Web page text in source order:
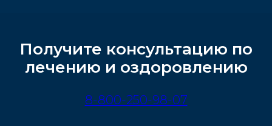
Получите консультацию по
лечению и оздоровлению
8-800-250-98-07